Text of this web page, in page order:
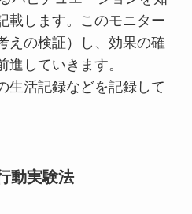
載します。このモニター
えの検証）し、効果の確
していきます。
生活記録などを記録して
動実験法